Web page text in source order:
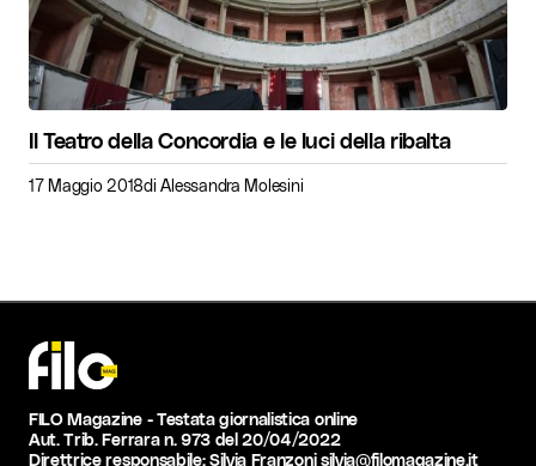
Il Teatro della Concordia e le luci della ribalta
17 Maggio 2018di Alessandra Molesini
FILO Magazine - Testata giornalistica online
Aut. Trib. Ferrara n. 973 del 20/04/2022
Direttrice responsabile: Silvia Franzonisilvia@filomagazine.it